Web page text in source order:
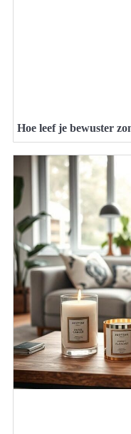
Hoe leef je bewuster